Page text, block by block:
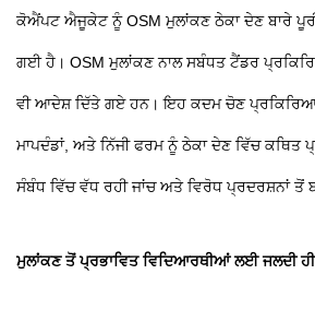
ਕੋਐਂਪਟ ਐਜੂਕੇਟ ਨੂੰ OSM ਮੁਲਾਂਕਣ ਠੇਕਾ ਦੇਣ ਬਾਰੇ
ਗਈ ਹੈ। OSM ਮੁਲਾਂਕਣ ਨਾਲ ਸਬੰਧਤ ਟੈਂਡਰ
ਵੀ ਆਦੇਸ਼ ਦਿੱਤੇ ਗਏ ਹਨ। ਇਹ ਕਦਮ ਚੋਣ
ਮਾਪਦੰਡਾਂ, ਅਤੇ ਨਿੱਜੀ ਫਰਮ ਨੂੰ ਠੇਕਾ ਦੇਣ ਵਿੱਚ
ਸੰਬੰਧ ਵਿੱਚ ਵੱਧ ਰਹੀ ਜਾਂਚ ਅਤੇ ਵਿਰੋਧ ਪ੍ਰਦਰਸ਼ਨਾਂ
ਮੁਲਾਂਕਣ ਤੋਂ ਪ੍ਰਭਾਵਿਤ ਵਿਦਿਆਰਥੀਆਂ ਲਈ ਜਲਦੀ